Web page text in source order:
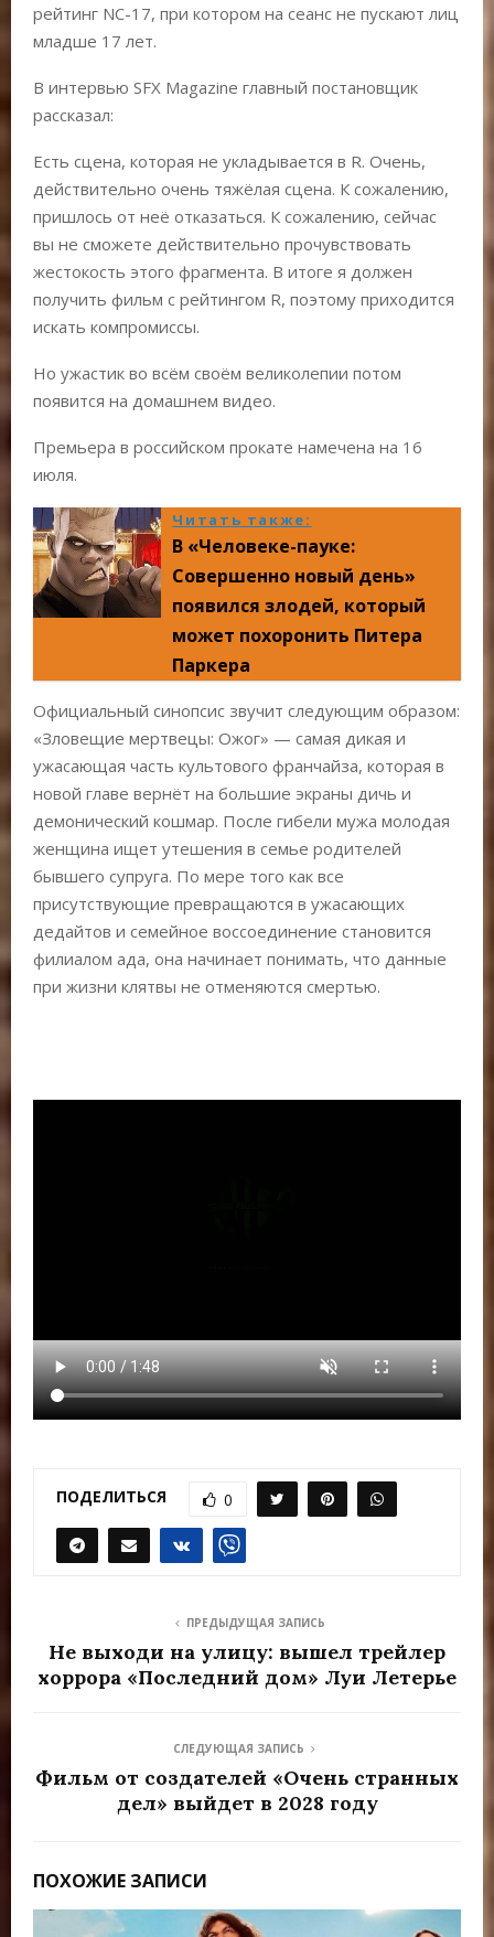
рейтинг NC-17, при котором на сеанс не пускают лиц
младше 17 лет.
В интервью SFX Magazine главный постановщик
рассказал:
Есть сцена, которая не укладывается в R. Очень,
действительно очень тяжёлая сцена. К сожалению,
пришлось от неё отказаться. К сожалению, сейчас
вы не сможете действительно прочувствовать
жестокость этого фрагмента. В итоге я должен
получить фильм с рейтингом R, поэтому приходится
искать компромиссы.
Но ужастик во всём своём великолепии потом
появится на домашнем видео.
Премьера в российском прокате намечена на 16
июля.
Читать также:
В «Человеке-пауке:
Совершенно новый день»
появился злодей, который
может похоронить Питера
Паркера
Официальный синопсис звучит следующим образом:
«Зловещие мертвецы: Ожог» — самая дикая и
ужасающая часть культового франчайза, которая в
новой главе вернёт на большие экраны дичь и
демонический кошмар. После гибели мужа молодая
женщина ищет утешения в семье родителей
бывшего супруга. По мере того как все
присутствующие превращаются в ужасающих
дедайтов и семейное воссоединение становится
филиалом ада, она начинает понимать, что данные
при жизни клятвы не отменяются смертью.
ПОДЕЛИТЬСЯ 0
ПРЕДЫДУЩАЯ ЗАПИСЬ
Не выходи на улицу: вышел трейлер
хоррора «Последний дом» Луи Летерье
СЛЕДУЮЩАЯ ЗАПИСЬ
Фильм от создателей «Очень странных
дел» выйдет в 2028 году
ПОХОЖИЕ ЗАПИСИ